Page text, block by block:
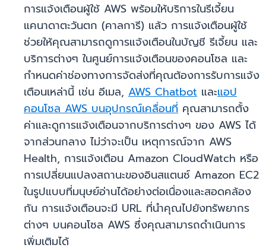
การแจ้งเตือนผู้ใช้ AWS พร้อมให้บริการในรีเจี้ยน
แคนาดาตะวันตก (คาลการี) แล้ว การแจ้งเตือนผู้ใช้
ช่วยให้คุณสามารถดูการแจ้งเตือนในบัญชี รีเจี้ยน และ
บริการต่างๆ ในศูนย์การแจ้งเตือนของคอนโซล และ
กำหนดค่าช่องทางการจัดส่งที่คุณต้องการรับการแจ้ง
เตือนเหล่านี้ เช่น อีเมล, AWS Chatbot และแอป
คอนโซล AWS บนอุปกรณ์เคลื่อนที่ คุณสามารถตั้ง
ค่าและดูการแจ้งเตือนจากบริการต่างๆ ของ AWS ได้
จากส่วนกลาง ไม่ว่าจะเป็น เหตุการณ์จาก AWS
Health, การแจ้งเตือน Amazon CloudWatch หรือ
การเปลี่ยนแปลงสถานะของอินสแตนซ์ Amazon EC2
ในรูปแบบที่มนุษย์อ่านได้อย่างต่อเนื่องและสอดคล้อง
กัน การแจ้งเตือนจะมี URL ที่นำคุณไปยังทรัพยากร
ต่างๆ บนคอนโซล AWS ซึ่งคุณสามารถดำเนินการ
เพิ่มเติมได้